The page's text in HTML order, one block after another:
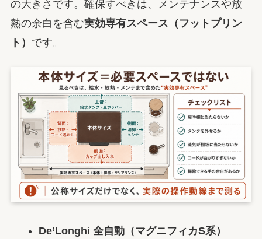
の大きさです。確保すべきは、メンテナンスや放
熱の余白を含む実効専有スペース（フットプリン
ト） です。
De’Longhi 全自動（マグニフィカS系）